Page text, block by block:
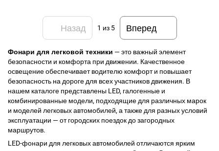
Назад 1 из 5 Вперед
Фонари для легковой техники — это важный элемент
безопасности и комфорта при движении. Качественное
освещение обеспечивает водителю комфорт и повышает
безопасность на дороге для всех участников движения. В
нашем каталоге представлены LED, галогенные и
комбинированные модели, подходящие для различных марок
и моделей легковых автомобилей, а также для разных условий
эксплуатации — от городских поездок до загородных
маршрутов.
LED-фонари для легковых автомобилей отличаются ярким